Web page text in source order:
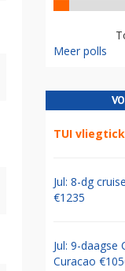
Meer polls
TUI
Jul: 8-dg
€1235
Jul: 9-
Curacao